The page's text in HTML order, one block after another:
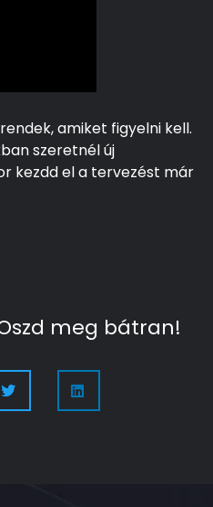
amiket figyelni kell.
szeretnél új
kezdd el a tervezést már
meg bátran!